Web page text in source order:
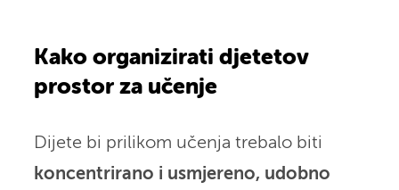
Kako organizirati djetetov
prostor za učenje
Dijete bi prilikom učenja trebalo biti
koncentrirano i usmjereno, udobno